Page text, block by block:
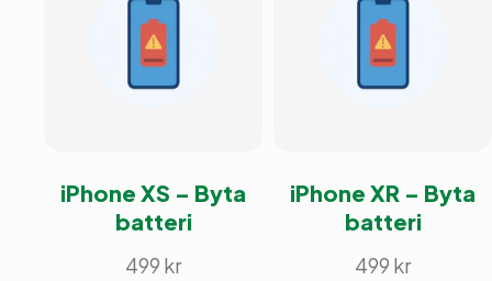
iPhone XS – Byta
batteri
499 kr
iPhone XR – Byta
batteri
499 kr